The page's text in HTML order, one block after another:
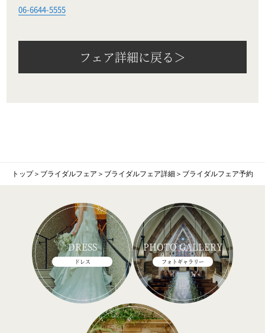
06-6644-5555
フェア詳細に戻る＞
トップ＞ ブライダルフェア ＞ ブライダルフェア詳細 ＞ ブライダルフェア予約
DRESS
ドレス
PHOTO GALLERY
フォトギャラリー